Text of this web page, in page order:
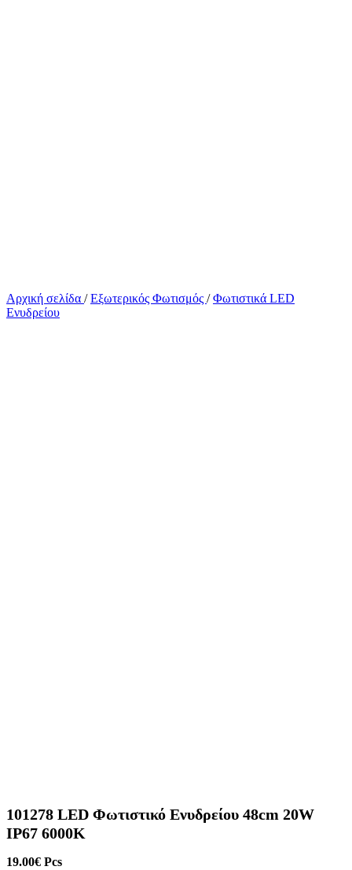
Αρχική σελίδα / Εξωτερικός Φωτισμός / Φωτιστικά LED
Ενυδρείου
101278 LED Φωτιστικό Ενυδρείου 48cm 20W
IP67 6000K
19.00€ Pcs